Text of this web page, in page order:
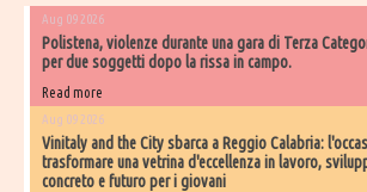
Aug 09 2026
Polistena, violenze durante una gara di Terza
per due soggetti dopo la rissa in campo.
Read more
Aug 09 2026
Vinitaly and the City sbarca a Reggio Calabria:
trasformare una vetrina d'eccellenza in lavoro,
concreto e futuro per i giovani